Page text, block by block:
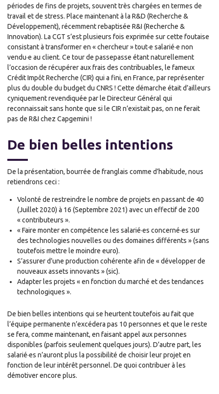
périodes de fins de projets, souvent très chargées en termes de
travail et de stress. Place maintenant à la R&D (Recherche &
Développement), récemment rebaptisée R&I (Recherche &
Innovation). La CGT s’est plusieurs fois exprimée sur cette foutaise
consistant à transformer en « chercheur » tout·e salarié·e non
vendu·e au client. Ce tour de passepasse étant naturellement
l’occasion de récupérer aux frais des contribuables, le fameux
Crédit Impôt Recherche (CIR) qui a fini, en France, par représenter
plus du double du budget du CNRS ! Cette démarche était d’ailleurs
cyniquement revendiquée par le Directeur Général qui
reconnaissait sans honte que si le CIR n’existait pas, on ne ferait
pas de R&I chez Capgemini !
De bien belles intentions
De la présentation, bourrée de franglais comme d’habitude, nous
retiendrons ceci :
Volonté de restreindre le nombre de projets en passant de 40
(Juillet 2020) à 16 (Septembre 2021) avec un effectif de 200
« contributeurs ».
« Faire monter en compétence les salarié·es concerné·es sur
des technologies nouvelles ou des domaines différents » (sans
toutefois mettre le moindre euro).
S’assurer d’une production cohérente afin de « développer de
nouveaux assets innovants » (sic).
Adapter les projets « en fonction du marché et des tendances
technologiques ».
De bien belles intentions qui se heurtent toutefois au fait que
l’équipe permanente n’excédera pas 10 personnes et que le reste
se fera, comme maintenant, en faisant appel aux personnes
disponibles (parfois seulement quelques jours). D’autre part, les
salarié·es n’auront plus la possibilité de choisir leur projet en
fonction de leur intérêt personnel. De quoi contribuer à les
démotiver encore plus.